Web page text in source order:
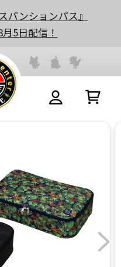
パンションパス』
5日配信！